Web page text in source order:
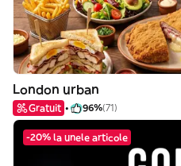
London urban
Gratuit 96%(71)
-20% la unele articole